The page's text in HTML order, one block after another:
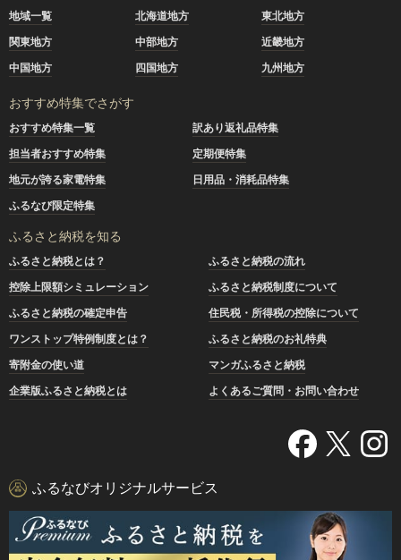
地域一覧 北海道地方
東北地方
関東地方
中部地方
近畿地方
中国地方
四国地方 九州地方
おすすめ特集でさがす
おすすめ特集一覧
訳あり返礼品特集
担当者おすすめ特集
定期便特集
地元が誇る家電特集
日用品・消耗品特集
ふるなび限定特集
ふるさと納税を知る
ふるさと納税とは？
ふるさと納税の流れ
控除上限額シミュレーション
ふるさと納税制度について
ふるさと納税の確定申告
住民税・所得税の控除について
ワンストップ特例制度とは？
ふるさと納税のお礼特典
寄附金の使い道
マンガふるさと納税
企業版ふるさと納税とは
よくあるご質問・お問い合わせ
ふるなびオリジナルサービス